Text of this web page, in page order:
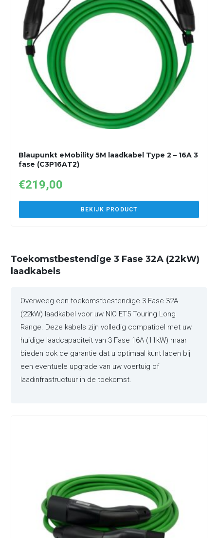
Blaupunkt eMobility 5M laadkabel Type 2 – 16A 3
fase (C3P16AT2)
€219,00
BEKIJK PRODUCT
Toekomstbestendige 3 Fase 32A (22kW)
laadkabels
Overweeg een toekomstbestendige 3 Fase 32A
(22kW) laadkabel voor uw NIO ET5 Touring Long
Range. Deze kabels zijn volledig compatibel met uw
huidige laadcapaciteit van 3 Fase 16A (11kW) maar
bieden ook de garantie dat u optimaal kunt laden bij
een eventuele upgrade van uw voertuig of
laadinfrastructuur in de toekomst.